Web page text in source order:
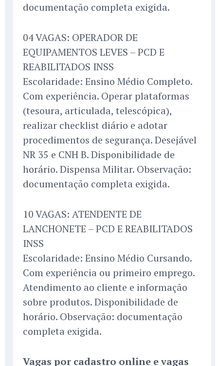
documentação completa exigida.
04 VAGAS: OPERADOR DE
EQUIPAMENTOS LEVES – PCD E
REABILITADOS INSS
Escolaridade: Ensino Médio Completo.
Com experiência. Operar plataformas
(tesoura, articulada, telescópica),
realizar checklist diário e adotar
procedimentos de segurança. Desejável
NR 35 e CNH B. Disponibilidade de
horário. Dispensa Militar. Observação:
documentação completa exigida.
10 VAGAS: ATENDENTE DE
LANCHONETE – PCD E REABILITADOS
INSS
Escolaridade: Ensino Médio Cursando.
Com experiência ou primeiro emprego.
Atendimento ao cliente e informação
sobre produtos. Disponibilidade de
horário. Observação: documentação
completa exigida.
Vagas por cadastro online e vagas